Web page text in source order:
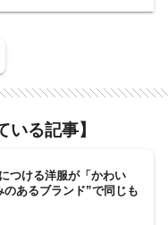
学、宇宙、災害・防災
フォロー。天皇陛下など
首都圏自治体の行政も
取り組んでいます。
いる記事】
つける洋服が「かわい
あるブランド”で同じも